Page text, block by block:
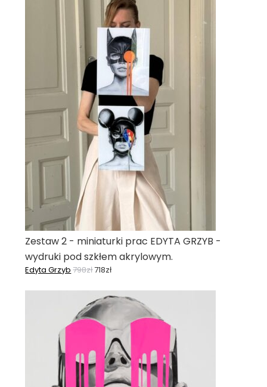
Zestaw 2 - miniaturki prac EDYTA GRZYB -
wydruki pod szkłem akrylowym.
Edyta Grzyb 798zł718zł